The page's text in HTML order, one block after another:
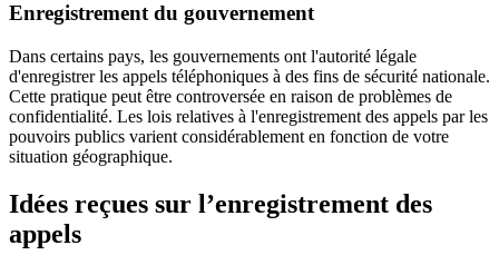
Enregistrement du gouvernement
Dans certains pays, les gouvernements ont l'autorité légale
d'enregistrer les appels téléphoniques à des fins de sécurité nationale.
Cette pratique peut être controversée en raison de problèmes de
confidentialité. Les lois relatives à l'enregistrement des appels par les
pouvoirs publics varient considérablement en fonction de votre
situation géographique.
Idées reçues sur l’enregistrement des
appels